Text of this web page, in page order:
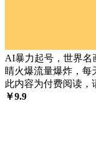
AI暴力起号，世界名
睛火爆流量爆炸，每
此内容为付费阅读，
￥9.9